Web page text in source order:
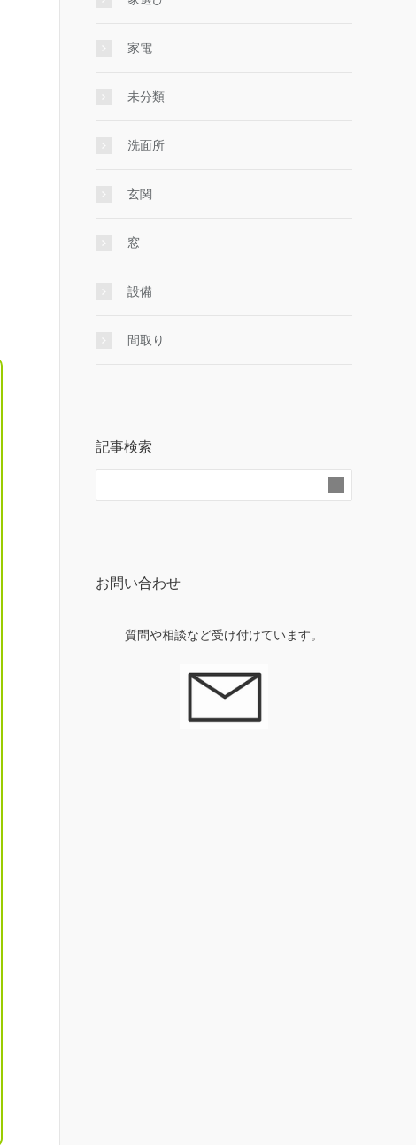
家電
未分類
洗面所
玄関
窓
設備
間取り
記事検索
お問い合わせ
質問や相談など受け付けています。